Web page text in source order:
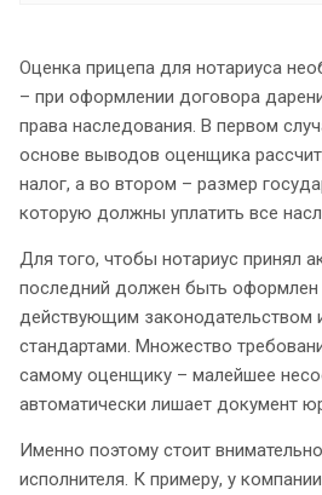
Оценка прицепа для нотариуса
– при оформлении договора
права наследования. В первом
основе выводов оценщика
налог, а во втором – размер
которую должны уплатить все
Для того, чтобы нотариус принял
последний должен быть оформлен
действующим законодательством
стандартами. Множество
самому оценщику – малейшее
автоматически лишает документ
Именно поэтому стоит
исполнителя. К примеру, у